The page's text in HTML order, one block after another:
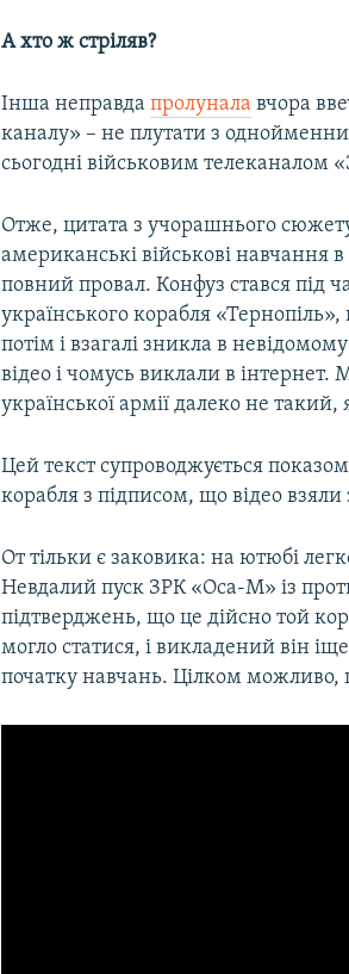
А хто ж стріляв?
Інша неправдапролунала вчора
каналу» – не плутати з
сьогодні військовим телеканалом
Отже, цитата з учорашнього сюжету
американські військові навчання
повний провал. Конфуз стався під
українського корабля
потім і взагалі зникла в
відео і чомусь виклали в
української армії далеко не такий,
Цей текст супроводжується
корабля з підписом, що відео взяли
От тільки є заковика: на ютюбі
Невдалий пуск ЗРК «Оса-М» із
підтверджень, що це дійсно той
могло статися, і викладений він
початку навчань. Цілком можливо,